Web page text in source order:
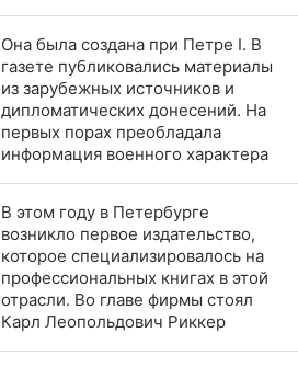
Она была создана при Петре I. В
газете публиковались материалы
из зарубежных источников и
дипломатических донесений. На
первых порах преобладала
информация военного характера
В этом году в Петербурге
возникло первое издательство,
которое специализировалось на
профессиональных книгах в этой
отрасли. Во главе фирмы стоял
Карл Леопольдович Риккер